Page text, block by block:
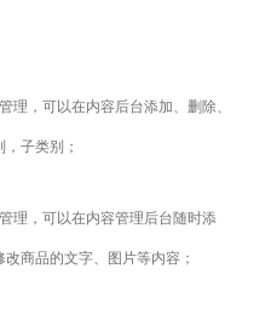
理，可以在内容后台添加、删除、
子类别；
理，可以在内容管理后台随时添
改商品的文字、图片等内容；